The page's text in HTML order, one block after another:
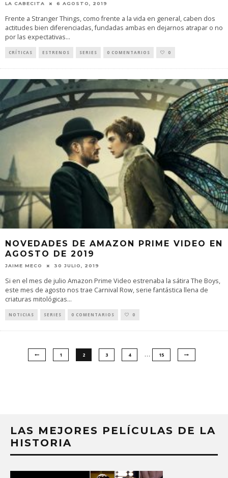
LA CABECITA 6 AGOSTO, 2019
Frente a Stranger Things, como frente a la vida en general, caben dos
actitudes bien diferenciadas, fundadas ambas en dejarnos atrapar o no
por las expectativas...
CRÍTICAS ESTRENOS SERIES 0 COMENTARIOS 0
NOVEDADES DE AMAZON PRIME VIDEO EN
AGOSTO DE 2019
JAIME MECO 30 JULIO, 2019
Si en el mes de julio Amazon Prime Video estrenaba la sátira The Boys,
este mes de agosto nos trae Carnival Row, serie fantástica llena de
criaturas mitológicas...
NOTICIAS SERIES 0 COMENTARIOS 0
1 2 3 4 … 15
LAS MEJORES PELÍCULAS DE LA
HISTORIA